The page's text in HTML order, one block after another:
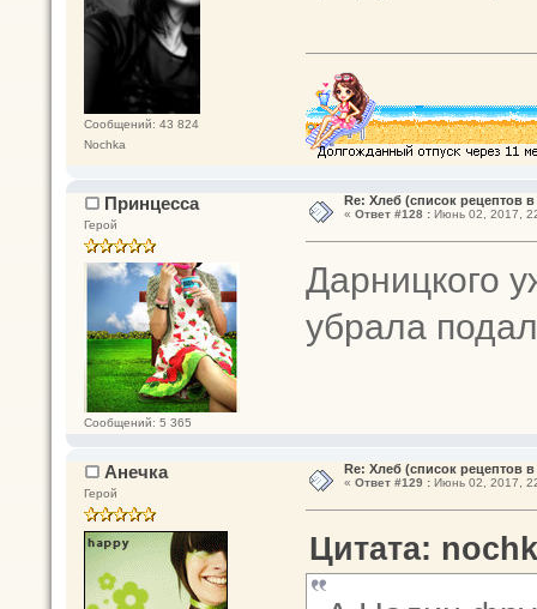
Сообщений: 43 824
Nochka
Принцесса
Герой
Сообщений: 5 365
Re: Хлеб (список рецептов
« Ответ #128 :Июнь 02, 2017,
Дарницкого
убрала
Анечка
Герой
Re: Хлеб (список рецептов
« Ответ #129 :Июнь 02, 2017,
Цитата: